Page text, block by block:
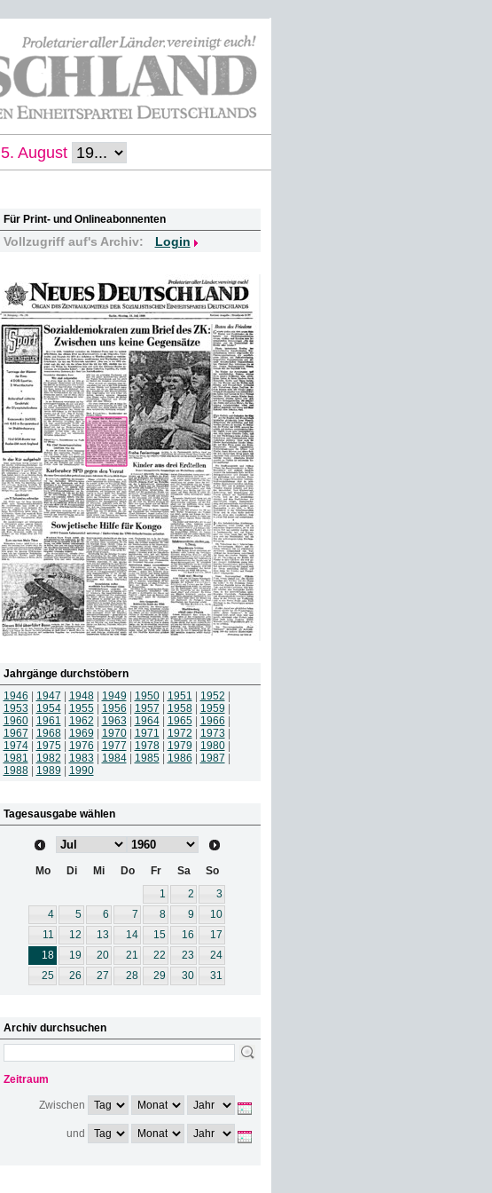
5. August
Für Print- und Onlineabonnenten
Vollzugriff auf's Archiv: Login
Jahrgänge durchstöbern
1946
1947 1948| 1949 1950| 1951 1952
1953
1954| 1955| 1956 1957 1958| 1959
1960| 1961 1962 1963 1964| 1965| 1966
1967
1968| 1969 1970| 1971 1972 1973
1974| 1975| 1976 1977 1978| 1979 1980|
1981
1982 1983 1984| 1985| 1986 1987
1988| 1989 1990
Tagesausgabe wählen
Mo Di Mi Do Fr Sa
So
1
2
3
4
5 6 7 8 9
10
11
12 13 14 15 16
17
18
19 20 21 22 23
24
25
26 27 28 29 30 31
Archiv durchsuchen
Zeitraum
Zwischen
und